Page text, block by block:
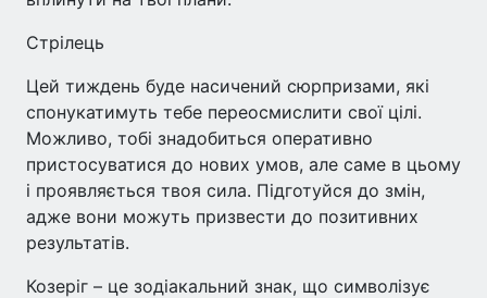
Стрілець
Цей тиждень буде насичений сюрпризами, які
спонукатимуть тебе переосмислити свої цілі.
Можливо, тобі знадобиться оперативно
пристосуватися до нових умов, але саме в цьому
і проявляється твоя сила. Підготуйся до змін,
адже вони можуть призвести до позитивних
результатів.
Козеріг – це зодіакальний знак, що символізує